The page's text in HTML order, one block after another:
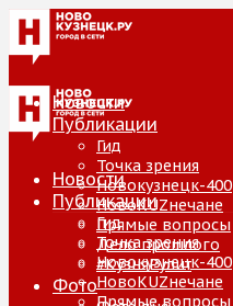
Новости
Публикации
Гид
Точка зрения
Новокузнецк-400
НовоKUZнечане
Прямые вопросы
Дело прошлого
#КузняРулит
Фото
Новости
Публикации
Гид
Точка зрения
Новокузнецк-400
НовоKUZнечане
Прямые вопросы